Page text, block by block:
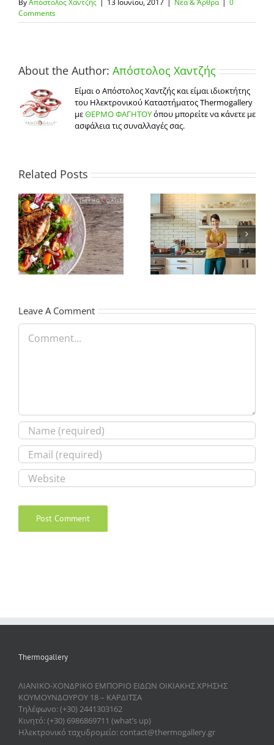
ByΑπόστολος Χαντζής 13 Ιουνίου, 2017 Νέα & Άρθρα
0
Comments
About the Author: Απόστολος Χαντζής
Είμαι ο Απόστολος Χαντζής και είμαι ιδιοκτήτης
του Ηλεκτρονικού Καταστήματος Thermogallery
μεΘΕΡΜΟ ΦΑΓΗΤΟΥόπου μπορείτε να κάνετε με
ασφάλεια τις συναλλαγές σας.
Related Posts
Πως να οργανώσετε
καλύτερα την κουζίνα
σας
Συμβουλές για να
επιλέξετε τα
καταλληλότερα
δοχεία αποθήκευσης
τροφίμων
Leave A Comment
Comment
Thermogallery
ΛΙΑΝΙΚΟ-ΧΟΝΔΡΙΚΟ ΕΜΠΟΡΙΟ ΕΙΔΩΝ ΟΙΚΙΑΚΗΣ ΧΡΗΣΗΣ
ΚΟΥΜΟΥΝΔΟΥΡΟΥ 18 – ΚΑΡΔΙΤΣΑ
Τηλέφωνο: (+30) 2441303162
Κινητό: (+30) 6986869711 (what’s up)
Ηλεκτρονικό ταχυδρομείο: contact@thermogallery.gr